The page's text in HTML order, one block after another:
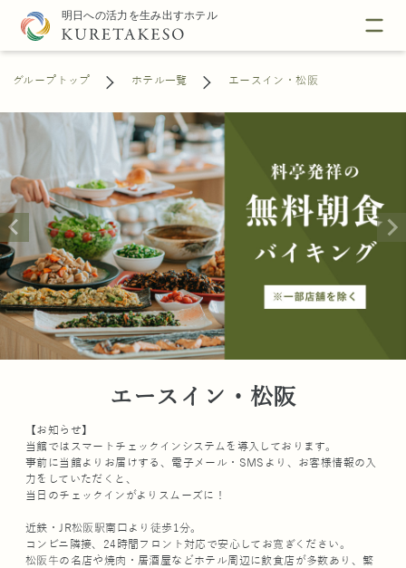
グループトップ ホテル一覧 エースイン・松阪
エースイン・松阪
【お知らせ】
当館ではスマートチェックインシステムを導入しております。
事前に当館よりお届けする、電子メール・SMSより、お客様情報の入
力をしていただくと、
当日のチェックインがよりスムーズに！
近鉄・JR松阪駅南口より徒歩1分。
コンビニ隣接、24時間フロント対応で安心してお寛ぎください。
松阪牛の名店や焼肉・居酒屋などホテル周辺に飲食店が多数あり、繁